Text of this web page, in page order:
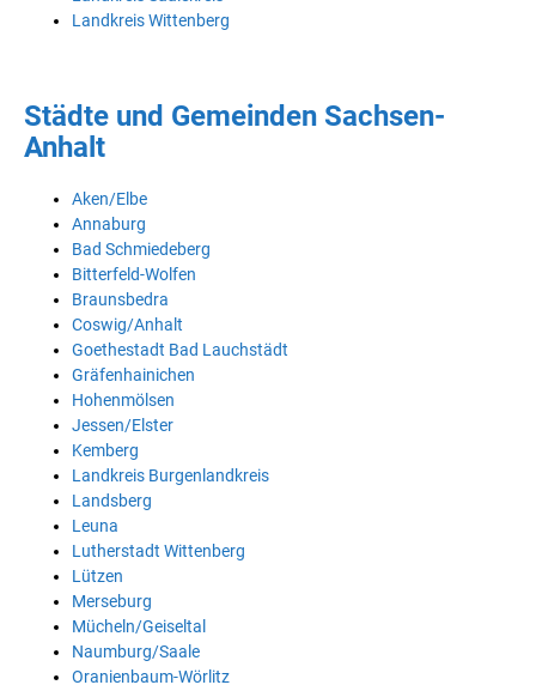
Landkreis Wittenberg
Städte und Gemeinden Sachsen-
Anhalt
Aken/Elbe
Annaburg
Bad Schmiedeberg
Bitterfeld-Wolfen
Braunsbedra
Coswig/Anhalt
Goethestadt Bad Lauchstädt
Gräfenhainichen
Hohenmölsen
Jessen/Elster
Kemberg
Landkreis Burgenlandkreis
Landsberg
Leuna
Lutherstadt Wittenberg
Lützen
Merseburg
Mücheln/Geiseltal
Naumburg/Saale
Oranienbaum-Wörlitz